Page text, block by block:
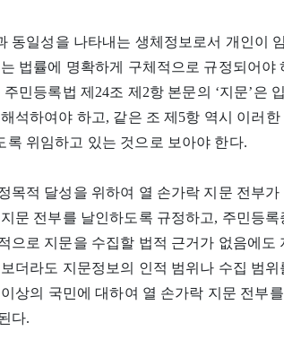
동일성을 나타내는 생체정보로서 개인이
법률에 명확하게 구체적으로 규정되어야
민등록법 제24조 제2항 본문의 ‘지문’은
석하여야 하고, 같은 조 제5항 역시 이러
록 위임하고 있는 것으로 보아야 한다.
목적 달성을 위하여 열 손가락 지문 전부
문 전부를 날인하도록 규정하고, 주민등
으로 지문을 수집할 법적 근거가 없음에도
더라도 지문정보의 인적 범위나 수집 범
상의 국민에 대하여 열 손가락 지문 전부
다.